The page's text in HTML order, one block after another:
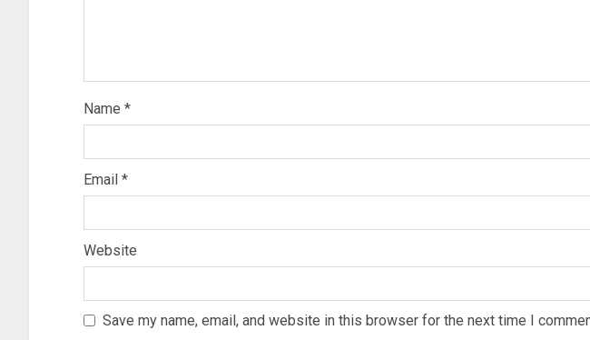
Name *
Email *
Website
Save my name, email, and website in this browser for the next time I